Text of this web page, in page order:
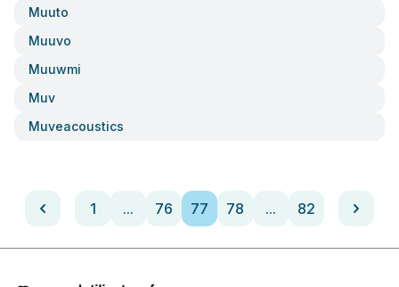
Muuto
Muuvo
Muuwmi
Muv
Muveacoustics
1 ... 76 77 78 ... 82